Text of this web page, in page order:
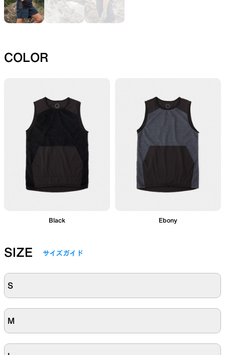
型行動着
SLEEPING PADS
パーツ
ACCESSORIES
機能を拡張する道具
SPECIAL OFFERS
製品ロスをなくすための特別
COLOR
Black Ebony
SIZE サイズガイド
S
M